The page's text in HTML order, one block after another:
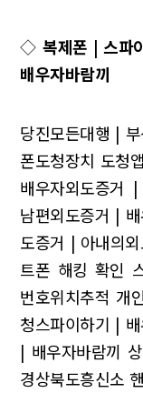
◇복제폰 | 스파
배우자바람끼
당진모든대행 |
폰도청장치 도청앱
배우자외도증거 |
남편외도증거 |
도증거 | 아내의
트폰 해킹 확인
번호위치추적 개
청스파이하기 |
| 배우자바람끼
경상북도흥신소